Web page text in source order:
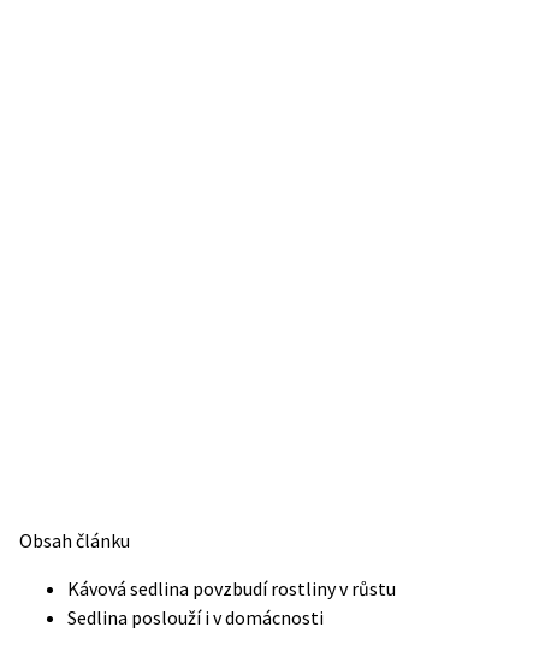
Obsah článku
Kávová sedlina povzbudí rostliny v růstu
Sedlina poslouží i v domácnosti